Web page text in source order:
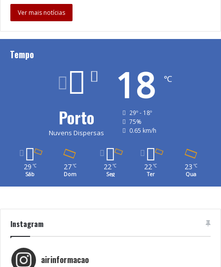
Ver mais notícias
Tempo
Porto
Nuvens Dispersas
18 ℃
29º - 18º
75%
0.65 km/h
29 ℃
Sáb
27 ℃
Dom
22℃
Seg
22℃
Ter
23 ℃
Qua
Instagram
airinformacao